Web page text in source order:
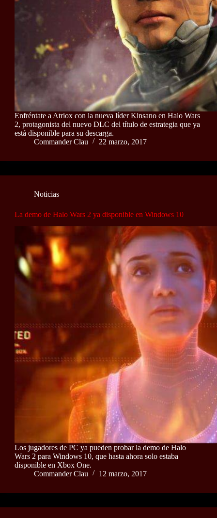
Enfréntate a Atriox con la nueva líder Kinsano en Halo Wars
2, protagonista del nuevo DLC del título de estrategia que ya
está disponible para su descarga.
Commander Clau
22 marzo, 2017
Noticias
La demo de Halo Wars 2 ya disponible en Windows 10
Los jugadores de PC ya pueden probar la demo de Halo
Wars 2 para Windows 10, que hasta ahora solo estaba
disponible en Xbox One.
Commander Clau
12 marzo, 2017